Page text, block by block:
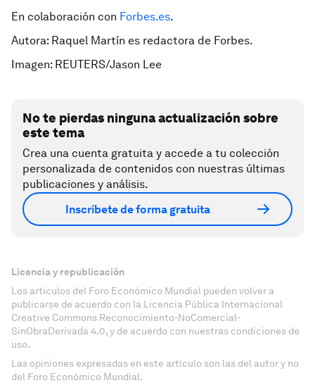
En colaboración con Forbes.es.
Autora: Raquel Martín es redactora de Forbes.
Imagen: REUTERS/Jason Lee
No te pierdas ninguna actualización sobre
este tema
Crea una cuenta gratuita y accede a tu colección
personalizada de contenidos con nuestras últimas
publicaciones y análisis.
Inscríbete de forma gratuita
Licencia y republicación
Los artículos del Foro Económico Mundial pueden volver a
publicarse de acuerdo con la Licencia Pública Internacional
Creative Commons Reconocimiento-NoComercial-
SinObraDerivada 4.0, y de acuerdo con nuestras condiciones de
uso.
Las opiniones expresadas en este artículo son las del autor y no
del Foro Económico Mundial.